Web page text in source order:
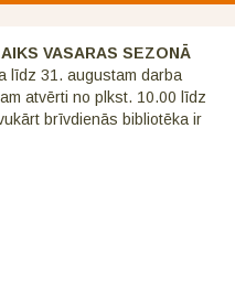
VASARAS SEZONĀ
līdz 31. augustam darba
atvērti no plkst. 10.00 līdz
brīvdienās bibliotēka ir